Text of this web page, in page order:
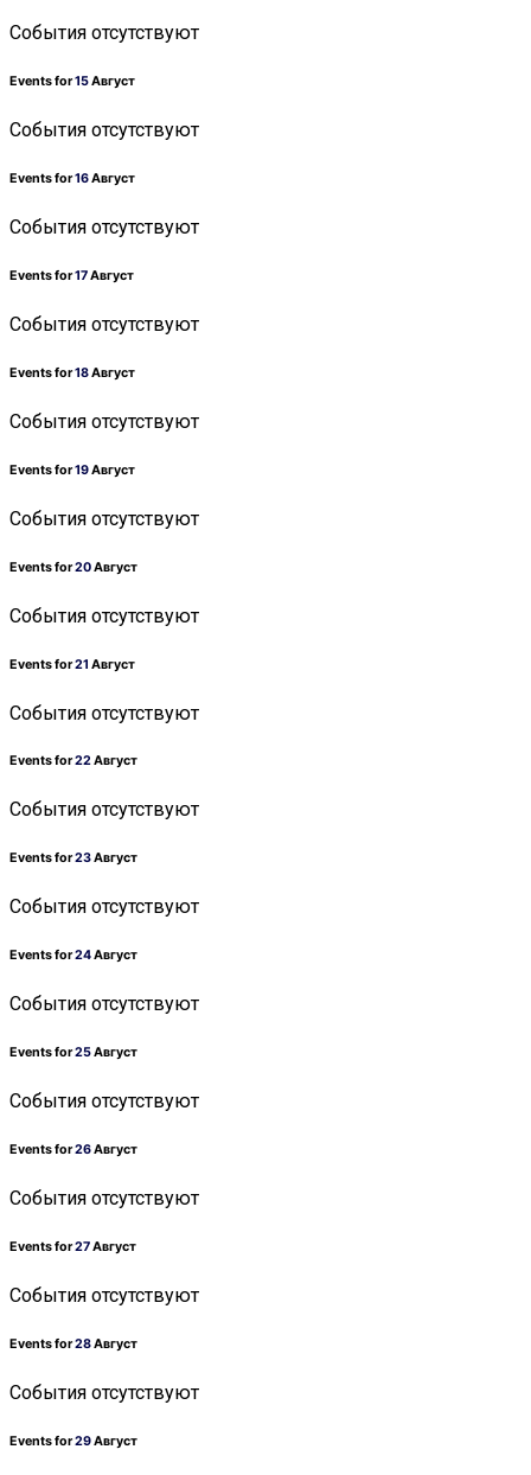
События отсутствуют
Events for15Август
События отсутствуют
Events for16Август
События отсутствуют
Events for17Август
События отсутствуют
Events for18Август
События отсутствуют
Events for19Август
События отсутствуют
Events for20Август
События отсутствуют
Events for21 Август
События отсутствуют
Events for22Август
События отсутствуют
Events for23Август
События отсутствуют
Events for24Август
События отсутствуют
Events for25Август
События отсутствуют
Events for26Август
События отсутствуют
Events for27Август
События отсутствуют
Events for28Август
События отсутствуют
Events for29Август